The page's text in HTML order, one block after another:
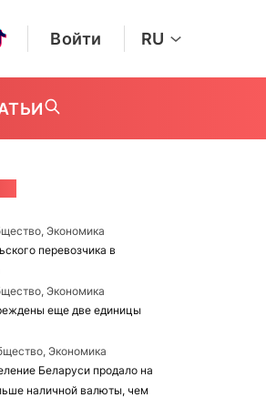
Войти RU
Экономика
перевозчика в
Экономика
еще две единицы
Экономика
Беларуси продало на
наличной валюты, чем